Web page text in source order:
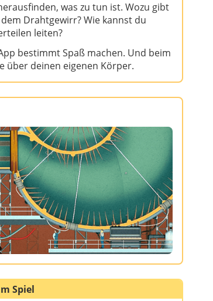
was zu tun ist. Wozu gibt
Drahtgewirr? Wie kannst du
leiten?
bestimmt Spaß machen. Und beim
über deinen eigenen Körper.
Spiel